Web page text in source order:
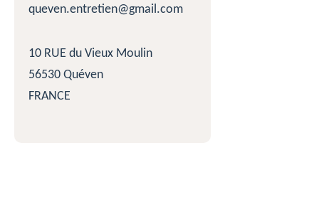
queven.entretien@gmail.com
10 RUE du Vieux Moulin
56530 Quéven
FRANCE